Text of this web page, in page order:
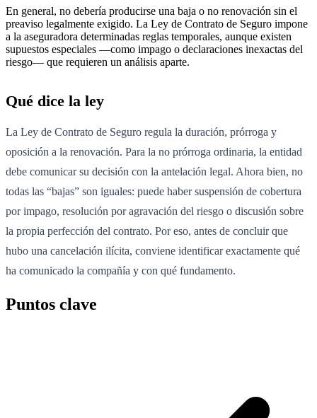
En general, no debería producirse una baja o no renovación sin el
preaviso legalmente exigido. La Ley de Contrato de Seguro impone
a la aseguradora determinadas reglas temporales, aunque existen
supuestos especiales —como impago o declaraciones inexactas del
riesgo— que requieren un análisis aparte.
Qué dice la ley
La Ley de Contrato de Seguro regula la duración, prórroga y
oposición a la renovación. Para la no prórroga ordinaria, la entidad
debe comunicar su decisión con la antelación legal. Ahora bien, no
todas las “bajas” son iguales: puede haber suspensión de cobertura
por impago, resolución por agravación del riesgo o discusión sobre
la propia perfección del contrato. Por eso, antes de concluir que
hubo una cancelación ilícita, conviene identificar exactamente qué
ha comunicado la compañía y con qué fundamento.
Puntos clave